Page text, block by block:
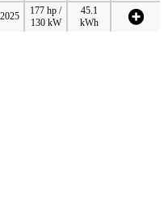
2025
177 hp /
130 kW
45.1
kWh